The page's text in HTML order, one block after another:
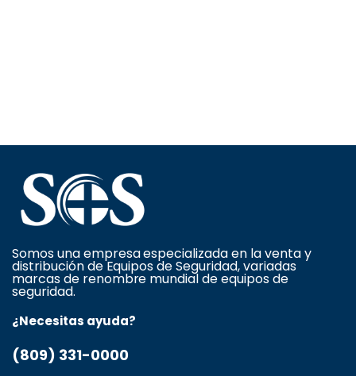
Somos una empresa especializada en la venta y
distribución de Equipos de Seguridad, variadas
marcas de renombre mundial de equipos de
seguridad.
¿Necesitas ayuda?
(809) 331-0000